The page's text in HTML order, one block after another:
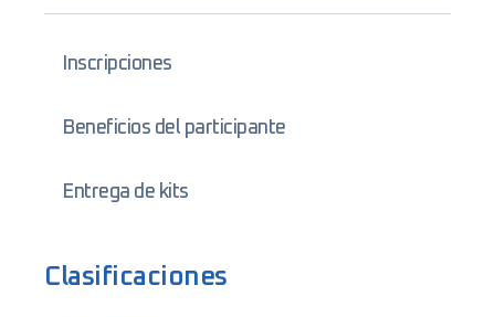
Inscripciones
Beneficios del participante
Entrega de kits
Clasificaciones